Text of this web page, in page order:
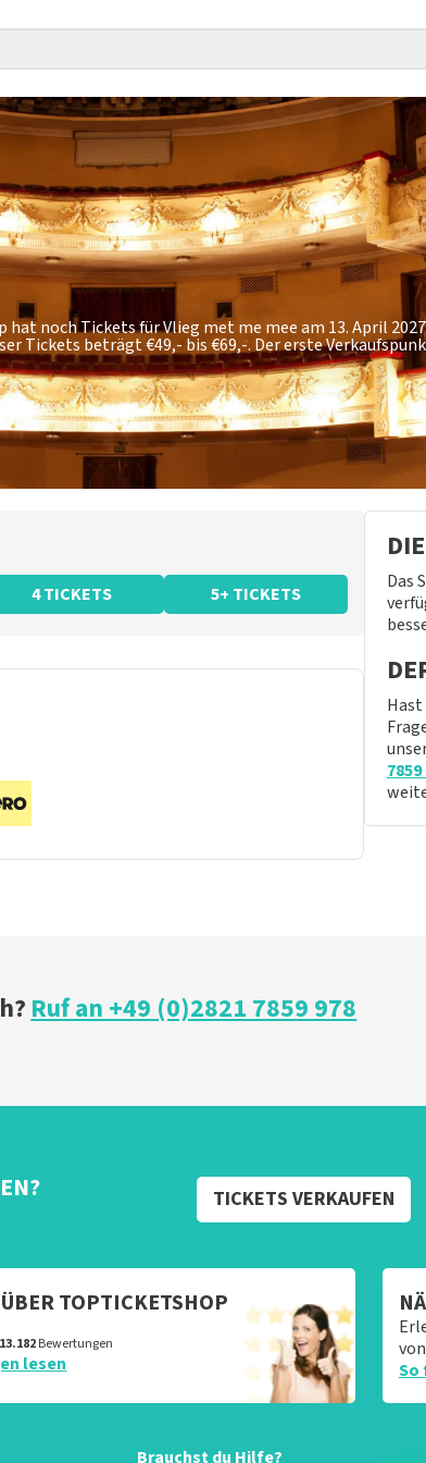
noch Tickets für Vlieg met me mee am 13. April
Tickets beträgt€49,- bis €69,-. Der erste
4 TICKETS 5+ TICKETS
DIE
Das
Hast
Ruf an +49 (0)2821 7859 978
TICKETS VERKAUFEN
TOPTICKETSHOP
Bewertungen
lesen
So
Brauchst du Hilfe?